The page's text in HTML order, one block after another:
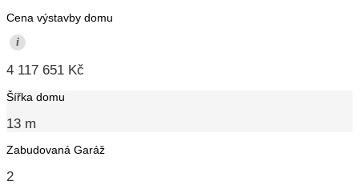
Cena výstavby domu
i
4 117 651 Kč
Šířka domu
13 m
Zabudovaná Garáž
2